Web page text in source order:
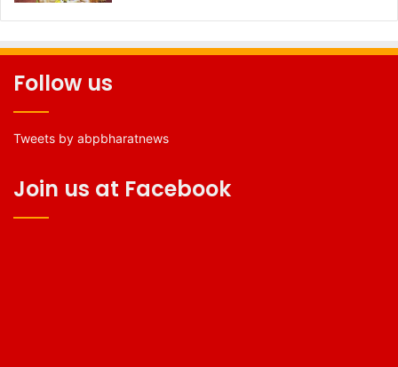
Follow us
Tweets by abpbharatnews
Join us at Facebook